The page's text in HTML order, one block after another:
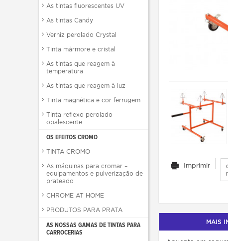
As tintas fluorescentes UV
As tintas Candy
Verniz perolado Crystal
Tinta mármore e cristal
As tintas que reagem à
temperatura
As tintas que reagem à luz
Tinta magnética e cor ferrugem
Tinta reflexo perolado
opalescente
OS EFEITOS CROMO
TINTA CROMO
As máquinas para cromar –
equipamentos e pulverização de
prateado
CHROME AT HOME
PRODUTOS PARA PRATA
AS NOSSAS GAMAS DE TINTAS PARA
CARROCERIAS
Imprimir
MAIS